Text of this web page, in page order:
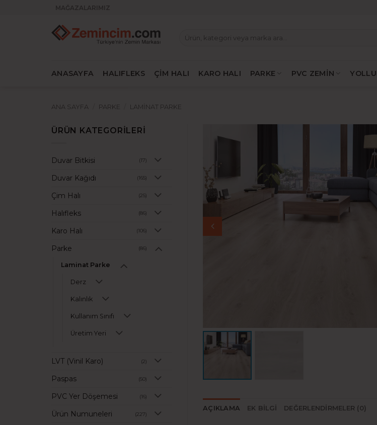
MAĞAZALARIMIZ
ANASAYFA HALIFLEKS ÇİM HALI KARO HALI PARKE PVC ZEMİN
ANA SAYFA PARKE LAMINAT PARKE
ÜRÜN KATEGORILERI
Duvar Bitkisi (17)
Duvar Kağıdı (165)
Çim Halı (25)
Halıfleks (86)
Karo Halı (106)
Parke (86)
Laminat Parke
Derz
Kalınlık
Kullanım Sınıfı
Üretim Yeri
LVT (Vinil Karo) (2)
Paspas (50)
PVC Yer Döşemesi (16)
Ürün Numuneleri (227)
AÇIKLAMA EK BILGI DEĞERLENDIRMELER (0)